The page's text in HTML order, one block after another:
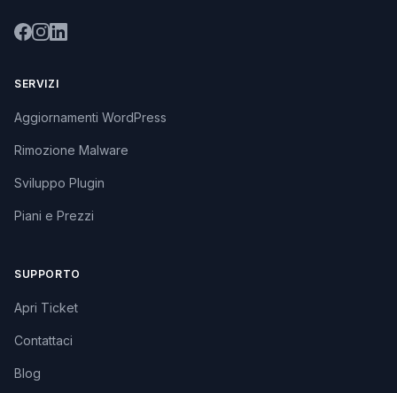
SERVIZI
Aggiornamenti WordPress
Rimozione Malware
Sviluppo Plugin
Piani e Prezzi
SUPPORTO
Apri Ticket
Contattaci
Blog